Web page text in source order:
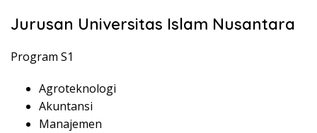
Jurusan Universitas Islam Nusantara
Program S1
Agroteknologi
Akuntansi
Manajemen